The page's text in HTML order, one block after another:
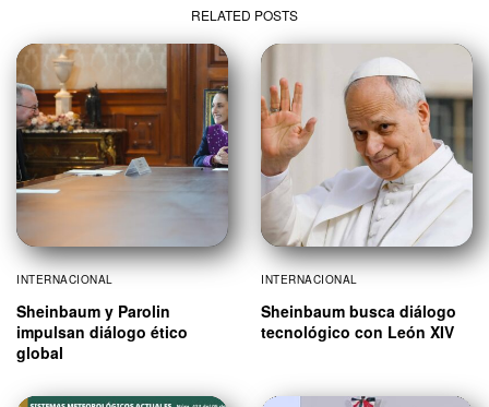
RELATED POSTS
INTERNACIONAL
Sheinbaum y Parolin
impulsan diálogo ético
global
INTERNACIONAL
Sheinbaum busca diálogo
tecnológico con León XIV